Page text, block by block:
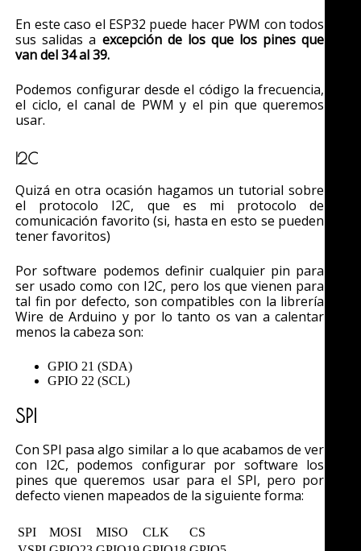
En este caso el ESP32 puede hacer PWM con todos
sus salidas a excepción de los que los pines que
van del 34 al 39.
Podemos configurar desde el código la frecuencia,
el ciclo, el canal de PWM y el pin que queremos
usar.
I2C
Quizá en otra ocasión hagamos un tutorial sobre
el protocolo I2C, que es mi protocolo de
comunicación favorito (si, hasta en esto se pueden
tener favoritos)
Por software podemos definir cualquier pin para
ser usado como con I2C, pero los que vienen para
tal fin por defecto, son compatibles con la librería
Wire de Arduino y por lo tanto os van a calentar
menos la cabeza son:
GPIO 21 (SDA)
GPIO 22 (SCL)
SPI
Con SPI pasa algo similar a lo que acabamos de ver
con I2C, podemos configurar por software los
pines que queremos usar para el SPI, pero por
defecto vienen mapeados de la siguiente forma:
SPI MOSI MISO CLK
CS